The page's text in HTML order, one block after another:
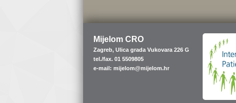
Mijelom CRO
Zagreb, Ulica grada Vukovara 226 G
tel./fax. 01 5509805
e-mail: mijelom@mijelom.hr